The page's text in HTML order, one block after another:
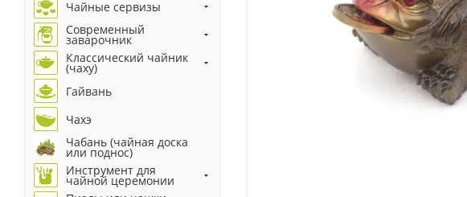
Чайные сервизы
Современный
заварочник
Классический чайник
(чаху)
Гайвань
Чахэ
Чабань (чайная доска
или поднос)
Инструмент для
чайной церемонии